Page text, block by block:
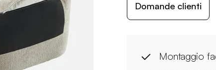
Domande clienti
Montaggio